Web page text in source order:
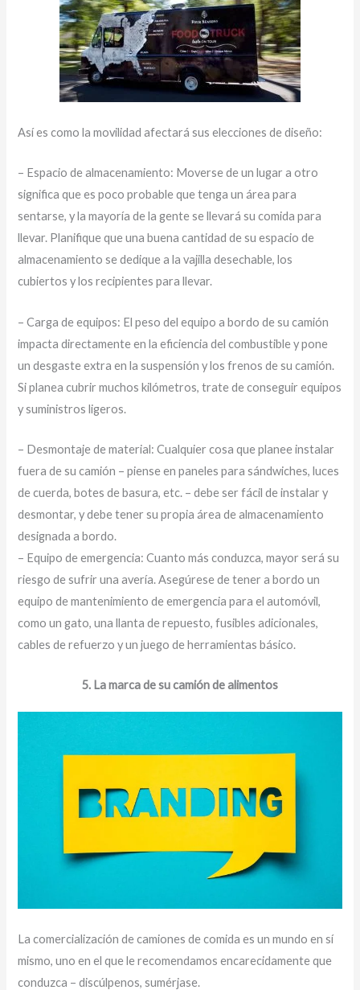
Así es como la movilidad afectará sus elecciones de diseño:
– Espacio de almacenamiento: Moverse de un lugar a otro
significa que es poco probable que tenga un área para
sentarse, y la mayoría de la gente se llevará su comida para
llevar. Planifique que una buena cantidad de su espacio de
almacenamiento se dedique a la vajilla desechable, los
cubiertos y los recipientes para llevar.
– Carga de equipos: El peso del equipo a bordo de su camión
impacta directamente en la eficiencia del combustible y pone
un desgaste extra en la suspensión y los frenos de su camión.
Si planea cubrir muchos kilómetros, trate de conseguir equipos
y suministros ligeros.
– Desmontaje de material: Cualquier cosa que planee instalar
fuera de su camión – piense en paneles para sándwiches, luces
de cuerda, botes de basura, etc. – debe ser fácil de instalar y
desmontar, y debe tener su propia área de almacenamiento
designada a bordo.
– Equipo de emergencia: Cuanto más conduzca, mayor será su
riesgo de sufrir una avería. Asegúrese de tener a bordo un
equipo de mantenimiento de emergencia para el automóvil,
como un gato, una llanta de repuesto, fusibles adicionales,
cables de refuerzo y un juego de herramientas básico.
5. La marca de su camión de alimentos
La comercialización de camiones de comida es un mundo en sí
mismo, uno en el que le recomendamos encarecidamente que
conduzca – discúlpenos, sumérjase.